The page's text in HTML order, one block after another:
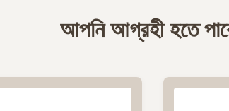
আপনি আগ্রহী হতে